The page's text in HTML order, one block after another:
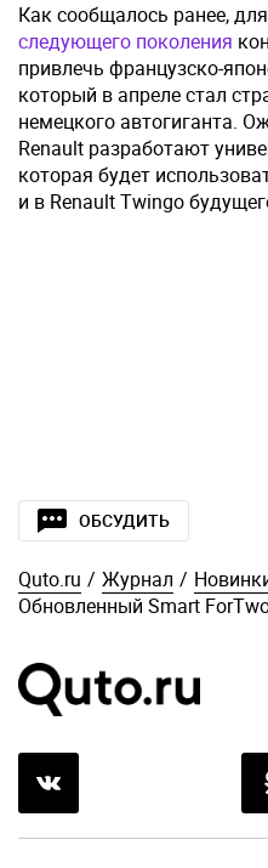
Как сообщалось ранее, для
следующего поколения
привлечь французско-
который в апреле стал
немецкого автогиганта.
Renault разработают
которая будет
и в Renault Twingo
ОБСУДИТЬ
Quto.ru / Журнал /
Обновленный Smart